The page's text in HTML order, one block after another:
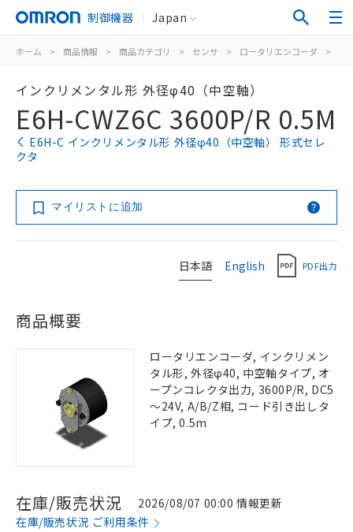
制御機器 Japan
ホーム > 商品情報 > 商品カテゴリ > センサ > ロータリエンコーダ >
インクリメンタル形 外径φ40（中空軸）
E6H-CWZ6C 3600P/R 0.5M
E6H-C インクリメンタル形 外径φ40（中空軸） 形式セレ
クタ
マイリストに追加
日本語 English PDF出力
商品概要
ロータリエンコーダ, インクリメン
タル形, 外径φ40, 中空軸タイプ, オ
ープンコレクタ出力, 3600P/R, DC5
～24V, A/B/Z相, コード引き出しタ
イプ, 0.5m
在庫/販売状況
2026/08/07 00:00 情報更新
在庫/販売状況 ご利用条件